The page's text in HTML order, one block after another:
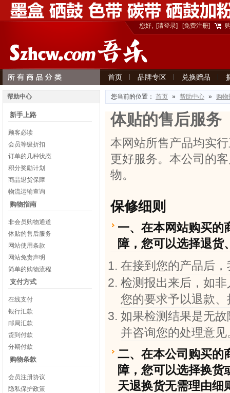
您好, [请登录] [免费注册]
首页 品牌专区 兑换赠品
意见建议
帮助中心
新手上路
顾客必读
会员等级折扣
订单的几种状态
积分奖励计划
商品退货保障
物流运输查询
购物指南
非会员购物通道
体贴的售后服务
网站使用条款
网站免责声明
简单的购物流程
支付方式
在线支付
银行汇款
邮局汇款
货到付款
分期付款
购物条款
会员注册协议
隐私保护政策
您当前的位置： 首页 » 帮助中心 » 购物
体贴的售后服务
本网站所售产品均实
更好服务。本公司的
物。
保修细则
一、在本网站购买的
障，您可以选择退货
在接到您的产品后
检测报出来后，如
您的要求予以退款
如果检测结果是无
并咨询您的处理意见
二、在本公司购买的
障，您可以选择换货
天退换货无需理由细